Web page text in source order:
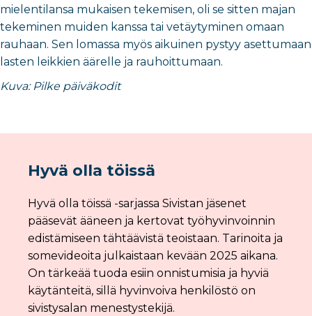
mielentilansa mukaisen tekemisen, oli se sitten majan
tekeminen muiden kanssa tai vetäytyminen omaan
rauhaan. Sen lomassa myös aikuinen pystyy asettumaan
lasten leikkien äärelle ja rauhoittumaan.
Kuva: Pilke päiväkodit
Hyvä olla töissä
Hyvä olla töissä -sarjassa Sivistan jäsenet
pääsevät ääneen ja kertovat työhyvinvoinnin
edistämiseen tähtäävistä teoistaan. Tarinoita ja
somevideoita julkaistaan kevään 2025 aikana.
On tärkeää tuoda esiin onnistumisia ja hyviä
käytänteitä, sillä hyvinvoiva henkilöstö on
sivistysalan menestystekijä.